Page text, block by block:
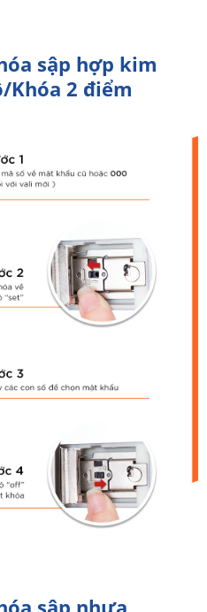
sập hợp kim
Khóa 2 điểm
sập nhựa